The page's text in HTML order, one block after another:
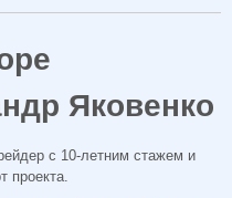
Яковенко
с 10-летним стажем и
проекта.